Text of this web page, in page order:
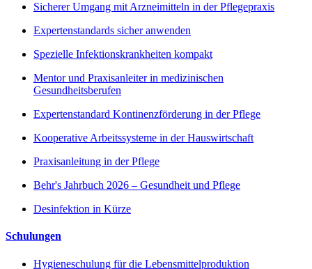
Sicherer Umgang mit Arzneimitteln in der Pflegepraxis
Expertenstandards sicher anwenden
Spezielle Infektionskrankheiten kompakt
Mentor und Praxisanleiter in medizinischen
Gesundheitsberufen
Expertenstandard Kontinenzförderung in der Pflege
Kooperative Arbeitssysteme in der Hauswirtschaft
Praxisanleitung in der Pflege
Behr's Jahrbuch 2026 – Gesundheit und Pflege
Desinfektion in Kürze
Schulungen
Hygieneschulung für die Lebensmittelproduktion